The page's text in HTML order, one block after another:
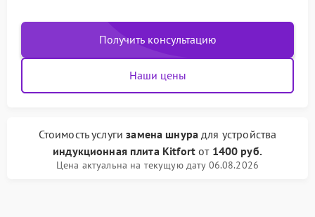
Получить консультацию
Наши цены
Стоимость услугизамена шнура для устройства
индукционная плита Kitfortот 1400 руб.
Цена актуальна на текущую дату 06.08.2026